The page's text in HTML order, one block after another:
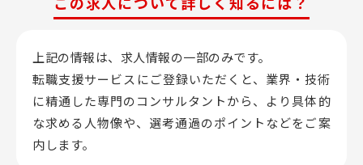
上記の情報は、求人情報の一部のみです。
転職支援サービスにご登録いただくと、業界・技術
に精通した専門のコンサルタントから、 より具体的
な求める人物像や、選考通過のポイントなどをご案
内します。